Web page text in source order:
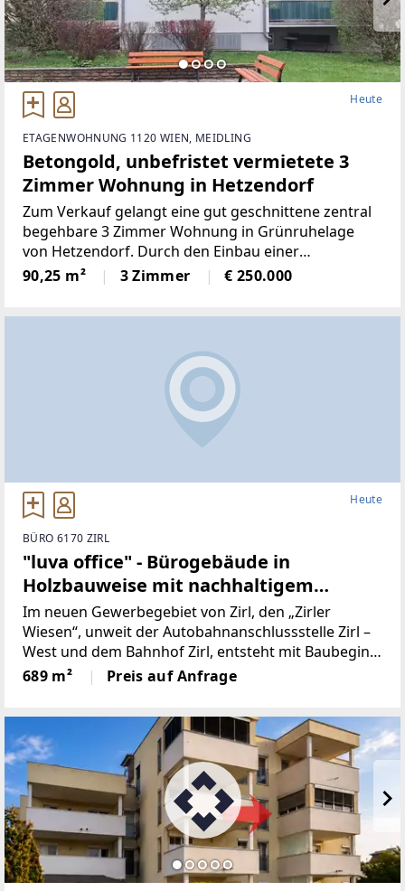
Heute
ETAGENWOHNUNG 1120 WIEN, MEIDLING
Betongold, unbefristet vermietete 3
Zimmer Wohnung in Hetzendorf
Zum Verkauf gelangt eine gut geschnittene zentral
begehbare 3 Zimmer Wohnung in Grünruhelage
von Hetzendorf. Durch den Einbau einer
Zwischenwand im Wohnzimmer entstand eine
zentral begehbare 4 Zimmer Wohnung, die seit
90,25 m² 3 Zimmer € 250.000
Heute
BÜRO 6170 ZIRL
"luva office" - Bürogebäude in
Holzbauweise mit nachhaltigem
Gebäudeenergiekonzept mit Einheiten
zwischen ca. 74m² und insgesamt ca.
689m² entsteht in Zirl
Im neuen Gewerbegebiet von Zirl, den „Zirler
Wiesen“, unweit der Autobahnanschlussstelle Zirl –
West und dem Bahnhof Zirl, entsteht mit Baubeginn
März 2026 ein einzigartiges Bürogebäude, das „luva
office“. Voraussichtlich stehen ab dem 4. Quartal
689 m² Preis auf Anfrage